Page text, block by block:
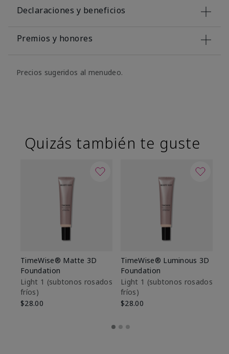
Declaraciones y beneficios
Premios y honores
Precios sugeridos al menudeo.
Quizás también te guste
TimeWise® Matte 3D
Foundation
Light 1​ (subtonos rosados
fríos)
$28.00
TimeWise® Luminous 3D
Foundation
Light 1​ (subtonos rosados
fríos)
$28.00